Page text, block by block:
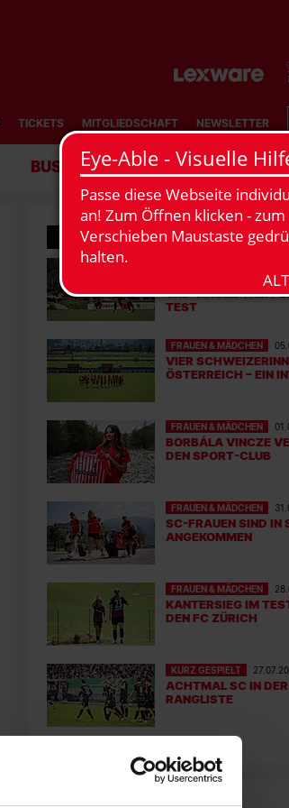
TICKETS MITGLIEDSCHAFT NEWSLETTER
BUSINESS STADION
MEHR
DOPPELTE
UND VINCZE
TEST
FRAUEN & MÄDCHEN
VIER
ÖSTERREICH – EIN
FRAUEN & MÄDCHEN
BORBÁLA VINCZE
DEN SPORT-CLUB
FRAUEN & MÄDCHEN
SC-FRAUEN SIND IN
ANGEKOMMEN
FRAUEN & MÄDCHEN
KANTERSIEG IM
DEN FC ZÜRICH
KURZ GESPIELT
ACHTMAL SC IN
RANGLISTE